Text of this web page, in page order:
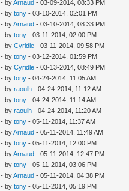
- byArnaud - 03-09-2014, 08:33 PM
- bytony - 03-10-2014, 02:01 PM
- byArnaud - 03-10-2014, 08:33 PM
- bytony - 03-11-2014, 02:00 PM
- byCyridle - 03-11-2014, 09:58 PM
- bytony - 03-12-2014, 01:59 PM
- byCyridle - 03-13-2014, 08:49 PM
- bytony - 04-24-2014, 11:05 AM
- byraoulh - 04-24-2014, 11:12 AM
- bytony - 04-24-2014, 11:14 AM
- byraoulh - 04-24-2014, 11:20 AM
- bytony - 05-11-2014, 11:37 AM
- byArnaud - 05-11-2014, 11:49 AM
- bytony - 05-11-2014, 12:00 PM
- byArnaud - 05-11-2014, 12:47 PM
- bytony - 05-11-2014, 03:06 PM
- byArnaud - 05-11-2014, 04:38 PM
- bytony - 05-11-2014, 05:19 PM